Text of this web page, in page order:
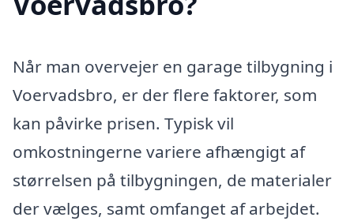
Når man overvejer en garage tilbygning i
Voervadsbro, er der flere faktorer, som
kan påvirke prisen. Typisk vil
omkostningerne variere afhængigt af
størrelsen på tilbygningen, de materialer
der vælges, samt omfanget af arbejdet.